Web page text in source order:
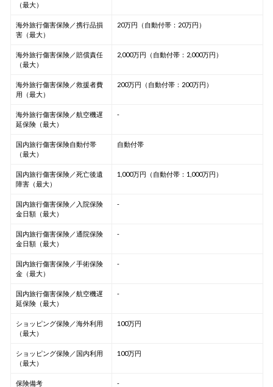
（最大）
海外旅行傷害保険／携行品損
害（最大）
20万円（自動付帯：20万円）
海外旅行傷害保険／賠償責任
（最大）
2,000万円（自動付帯：2,000万円）
海外旅行傷害保険／救援者費
用（最大）
200万円（自動付帯：200万円）
海外旅行傷害保険／航空機遅
延保険（最大）
-
国内旅行傷害保険自動付帯
（最大）
自動付帯
国内旅行傷害保険／死亡後遺
障害（最大）
1,000万円（自動付帯：1,000万円）
国内旅行傷害保険／入院保険
金日額（最大）
-
国内旅行傷害保険／通院保険
金日額（最大）
-
国内旅行傷害保険／手術保険
金（最大）
-
国内旅行傷害保険／航空機遅
延保険（最大）
-
ショッピング保険／海外利用
（最大）
100万円
ショッピング保険／国内利用
（最大）
100万円
保険備考 -